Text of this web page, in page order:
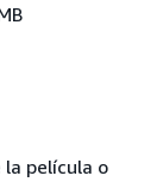
película o